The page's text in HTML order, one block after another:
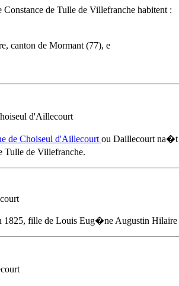
de Tulle de Villefranche habitent :
canton de Mormant (77), e
d'Aillecourt
de Choiseul d'Aillecourt ou Daillecourt na�t
Tulle de Villefranche.
1825, fille de Louis Eug�ne Augustin